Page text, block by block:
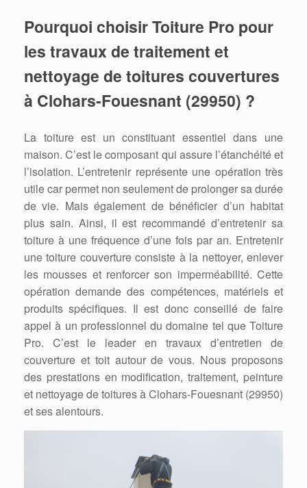
Pourquoi choisir Toiture Pro pour
les travaux de traitement et
nettoyage de toitures couvertures
à Clohars-Fouesnant (29950) ?
La toiture est un constituant essentiel dans une
maison. C’est le composant qui assure l’étanchéité et
l’isolation. L’entretenir représente une opération très
utile car permet non seulement de prolonger sa durée
de vie. Mais également de bénéficier d’un habitat
plus sain. Ainsi, il est recommandé d’entretenir sa
toiture à une fréquence d’une fois par an. Entretenir
une toiture couverture consiste à la nettoyer, enlever
les mousses et renforcer son imperméabilité. Cette
opération demande des compétences, matériels et
produits spécifiques. Il est donc conseillé de faire
appel à un professionnel du domaine tel que Toiture
Pro. C’est le leader en travaux d’entretien de
couverture et toit autour de vous. Nous proposons
des prestations en modification, traitement, peinture
et nettoyage de toitures à Clohars-Fouesnant (29950)
et ses alentours.